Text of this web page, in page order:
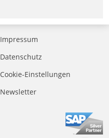
Impressum
Datenschutz
Cookie-Einstellungen
Newsletter